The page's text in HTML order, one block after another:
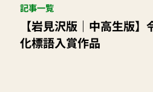
記事一覧
【岩見沢版｜中高生版
化標語入賞作品